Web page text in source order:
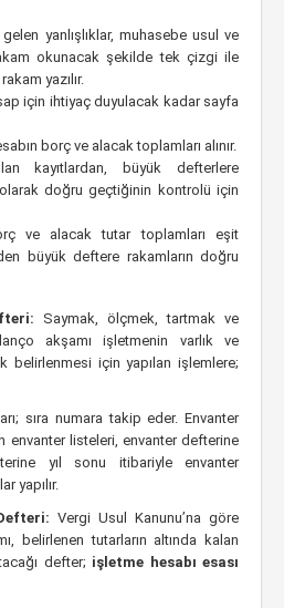
yanlışlıklar, muhasebe usul ve
okunacak şekilde tek çizgi ile
yazılır.
için ihtiyaç duyulacak kadar sayfa
borç ve alacak toplamları alınır.
kayıtlardan, büyük defterlere
doğru geçtiğinin kontrolü için
ve alacak tutar toplamları eşit
büyük deftere rakamların doğru
Saymak, ölçmek, tartmak ve
akşamı işletmenin varlık ve
belirlenmesi için yapılan işlemlere;
sıra numara takip eder. Envanter
envanter listeleri, envanter defterine
yıl sonu itibariyle envanter
yapılır.
Vergi Usul Kanunu’na göre
belirlenen tutarların altında kalan
defter; işletme hesabı esası